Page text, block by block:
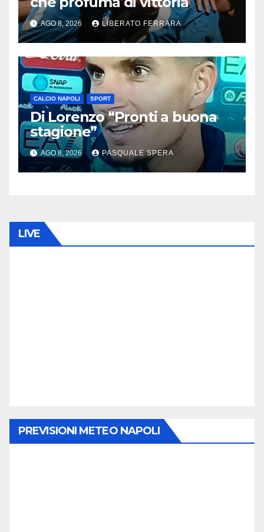
AGO 8, 2026 LIBERATO FERRARA
CALCIO NAPOLI SPORT
Di Lorenzo “Pronti a buona
stagione”
AGO 8, 2026 PASQUALE SPERA
LIVE
PREVISIONI METEO NAPOLI